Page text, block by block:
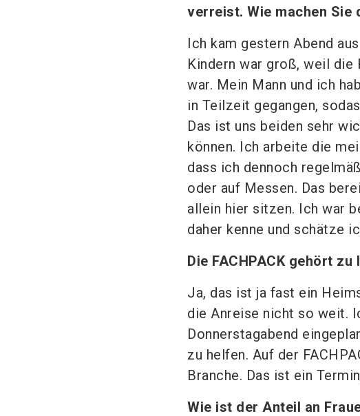
verreist. Wie machen Sie
Ich kam gestern Abend
Kindern war groß, weil
war. Mein Mann und ich
in Teilzeit gegangen,
Das ist uns beiden sehr
können. Ich arbeite die
dass ich dennoch
oder auf Messen. Das
allein hier sitzen. Ich war
daher kenne und schätze
Die FACHPACK gehört
Ja, das ist ja fast ein
die Anreise nicht so weit.
Donnerstagabend
zu helfen. Auf der
Branche. Das ist ein
Wie ist der Anteil an